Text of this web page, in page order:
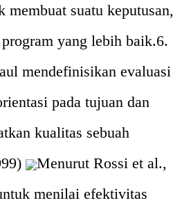
membuat suatu keputusan,
yang lebih baik.6.
mendefinisikan evaluasi
pada tujuan dan
kualitas sebuah
Menurut Rossi et al.,
menilai efektivitas